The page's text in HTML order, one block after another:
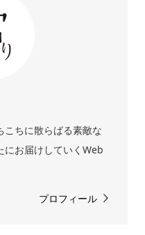
こちに散らばる素敵な
にお届けしていくWeb
プロフィール